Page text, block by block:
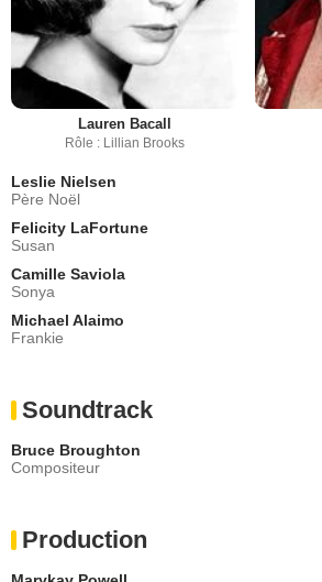
Lauren Bacall
Rôle : Lillian Brooks
Leslie Nielsen
Père Noël
Felicity LaFortune
Susan
Camille Saviola
Sonya
Michael Alaimo
Frankie
Soundtrack
Bruce Broughton
Compositeur
Production